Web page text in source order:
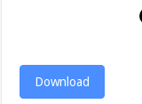
Download